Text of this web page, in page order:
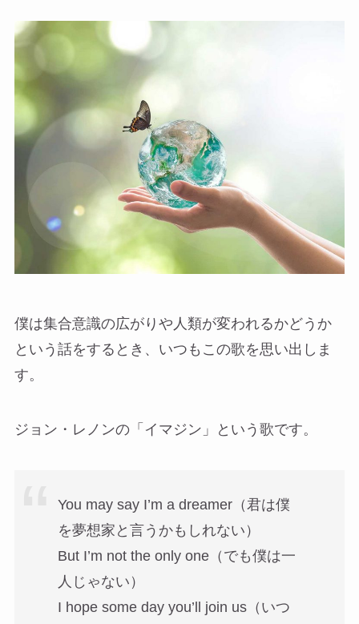
僕は集合意識の広がりや人類が変われるかどうか
という話をするとき、いつもこの歌を思い出しま
す。
ジョン・レノンの「イマジン」という歌です。
You may say I’m a dreamer（君は僕
を夢想家と言うかもしれない）
But I’m not the only one（でも僕は一
人じゃない）
I hope some day you’ll join us（いつ